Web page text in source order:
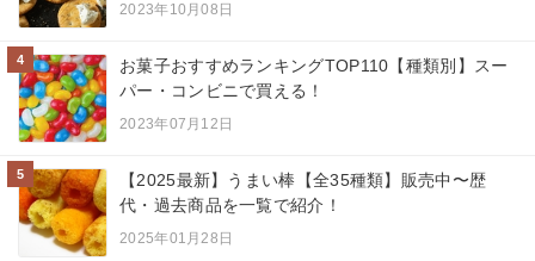
2023年10月08日
4
お菓子おすすめランキングTOP110【種類別】スー
パー・コンビニで買える！
2023年07月12日
5
【2025最新】うまい棒【全35種類】販売中〜歴
代・過去商品を一覧で紹介！
2025年01月28日